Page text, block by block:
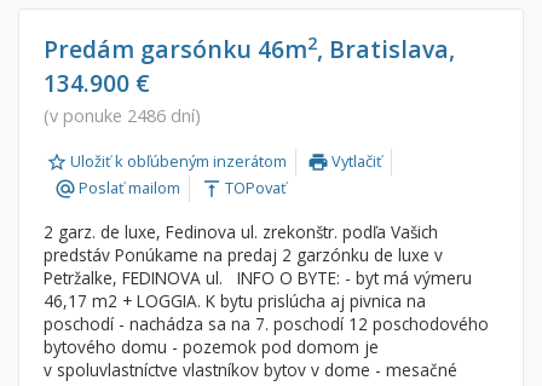
Predaj
Prenájom
Do:
Lokalita
×
Bratislavský (kraj)
Byt Dom
Predám garsónku 46m2, Bratislava,
134.900 €
(v ponuke 2486 dní)
Uložiť k obľúbeným inzerátom printVytlačiť
alternate_emailPoslať mailom vertical_align_top TOPovať
2 garz. de luxe, Fedinova ul. zrekonštr. podľa Vašich
predstáv Ponúkame na predaj 2 garzónku de luxe v
Petržalke, FEDINOVA ul. INFO O BYTE: - byt má výmeru
46,17 m2 + LOGGIA. K bytu prislúcha aj pivnica na
poschodí - nachádza sa na 7. poschodí 12 poschodového
bytového domu - pozemok pod domom je
v spoluvlastníctve vlastníkov bytov v dome - mesačné